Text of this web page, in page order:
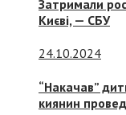
Затримали
Києві, — СБУ
24.10.2024
“Накачав”
киянин